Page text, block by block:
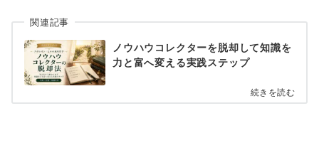
関連記事
ノウハウコレクターを脱却して知識を
力と富へ変える実践ステップ
続きを読む